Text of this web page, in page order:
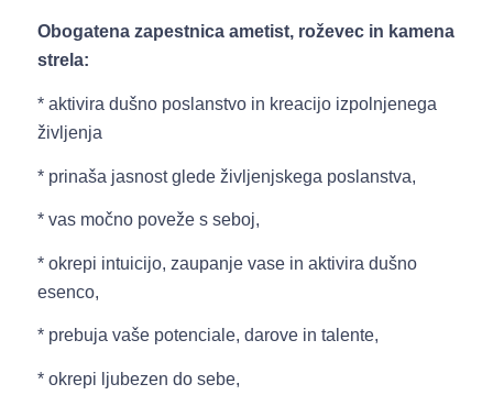
Obogatena zapestnica ametist, roževec in kamena
strela:
* aktivira dušno poslanstvo in kreacijo izpolnjenega
življenja
* prinaša jasnost glede življenjskega poslanstva,
* vas močno poveže s seboj,
* okrepi intuicijo, zaupanje vase in aktivira dušno
esenco,
* prebuja vaše potenciale, darove in talente,
* okrepi ljubezen do sebe,